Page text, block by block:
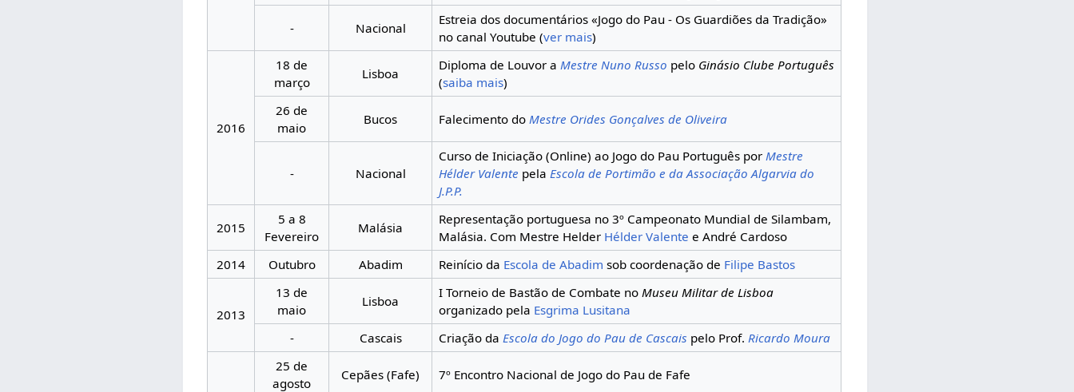
- Nacional
Estreia dos documentários «Jogo do Pau - Os Guardiões da Tradição»
no canal Youtube (ver mais)
2016
18 de
março
Lisboa
Diploma de Louvor a Mestre Nuno Russo pelo Ginásio Clube Português
(saiba mais)
26 de
maio
Bucos Falecimento do Mestre Orides Gonçalves de Oliveira
- Nacional
Curso de Iniciação (Online) ao Jogo do Pau Português por Mestre
Hélder Valente pela Escola de Portimão e da Associação Algarvia do
J.P.P.
2015
5 a 8
Fevereiro
Malásia
Representação portuguesa no 3º Campeonato Mundial de Silambam,
Malásia. Com Mestre Helder Hélder Valente e André Cardoso
2014
Outubro Abadim Reinício da Escola de Abadim sob coordenação de Filipe Bastos
2013
13 de
maio
Lisboa
I Torneio de Bastão de Combate no Museu Militar de Lisboa
organizado pela Esgrima Lusitana
-
Cascais Criação da Escola do Jogo do Pau de Cascais pelo Prof. Ricardo Moura
25 de
agosto
Cepães (Fafe) 7º Encontro Nacional de Jogo do Pau de Fafe